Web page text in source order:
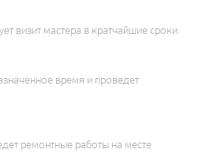
визит мастера в кратчайшие сроки.
время и проведет
ремонтные работы на месте